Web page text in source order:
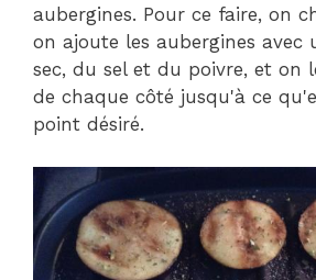
aubergines. Pour ce faire, on
on ajoute les aubergines avec
sec, du sel et du poivre, et on
de chaque côté jusqu'à ce
point désiré.